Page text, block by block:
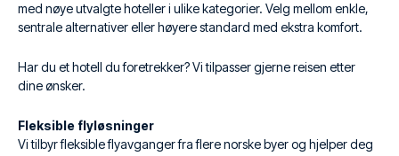
med nøye utvalgte hoteller i ulike kategorier. Velg mellom enkle,
sentrale alternativer eller høyere standard med ekstra komfort.
Har du et hotell du foretrekker? Vi tilpasser gjerne reisen etter
dine ønsker.
Fleksible flyløsninger
Vi tilbyr fleksible flyavganger fra flere norske byer og hjelper deg